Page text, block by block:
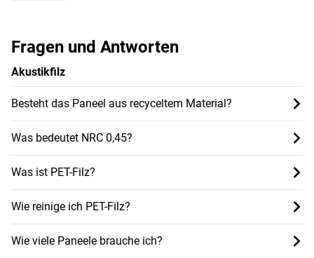
Fragen und Antworten
Akustikfilz
Besteht das Paneel aus recyceltem Material?
Was bedeutet NRC 0,45?
Was ist PET-Filz?
Wie reinige ich PET-Filz?
Wie viele Paneele brauche ich?